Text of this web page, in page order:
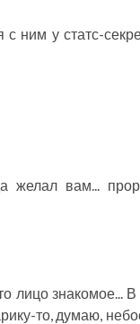
ним у статс-
желал вам...
лицо знакомое... В
то, думаю,